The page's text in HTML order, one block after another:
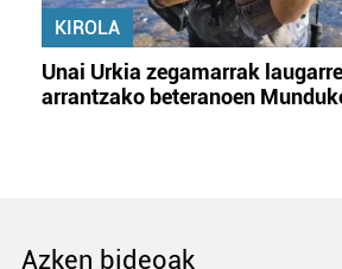
KIROLA
Unai Urkia zegamarrak
arrantzako beteranoen
Azken bideoak